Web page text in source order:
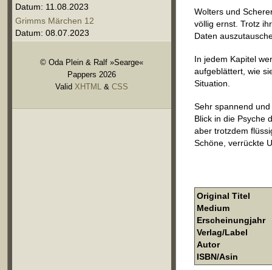
Datum: 11.08.2023
Grimms Märchen 12
Datum: 08.07.2023
© Oda Plein & Ralf »Searge«
Pappers 2026
Valid XHTML & CSS
Wolters und
völlig ernst. Trotz
Daten
In jedem Kapitel
aufgeblättert, wie
Situation.
Sehr spannend
Blick in die Psyche
aber trotzdem
Schöne, verrückte
Original Titel
Medium
Erscheinungjahr
Verlag/Label
Autor
ISBN/Asin